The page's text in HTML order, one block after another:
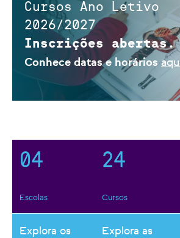
Cursos Ano Letivo
2026/2027
Inscrições abertas.
Conhece datas e horários
0
8
9
0
3
4
Escolas
1
2
8
9
0
1
3
4
Cursos
Explora os
Explora as